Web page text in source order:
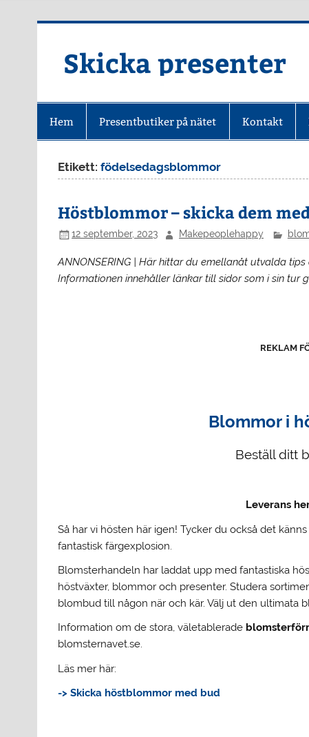
Skicka presenter
Hem Presentbutiker på nätet Kontakt
Etikett:födelsedagsblommor
Höstblommor – skicka dem
12 september, 2023 Makepeoplehappy
ANNONSERING | Här hittar du emellanåt utvalda
Informationen innehåller länkar till sidor som i sin tur
REKLAM
Blommor i
Beställ ditt
Leverans
Så har vi hösten här igen! Tycker du också det
fantastisk färgexplosion.
Blomsterhandeln har laddat upp med fantastiska
höstväxter, blommor och presenter. Studera
blombud till någon när och kär. Välj ut den ultimata
Information om de stora, väletablerade
blomsternavet.se.
Läs mer här:
-> Skicka höstblommor med bud